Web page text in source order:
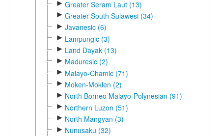
► Greater Seram Laut (13)
► Greater South Sulawesi (34)
► Javanesic (6)
► Lampungic (3)
► Land Dayak (13)
► Maduresic (2)
► Malayo-Chamic (71)
► Moken-Moklen (2)
► North Borneo Malayo-Polynesian (91)
► Northern Luzon (51)
► North Mangyan (3)
► Nunusaku (32)